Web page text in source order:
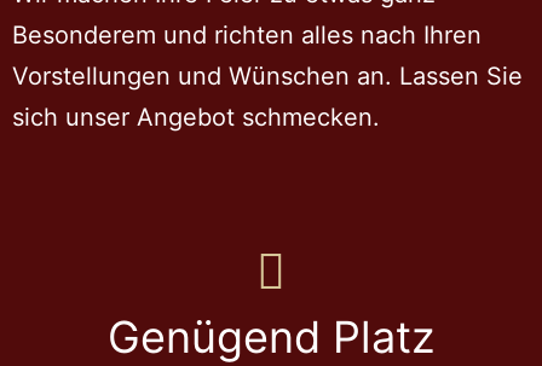
Besonderem und richten alles nach Ihren
Vorstellungen und Wünschen an. Lassen Sie
sich unser Angebot schmecken.
Genügend Platz